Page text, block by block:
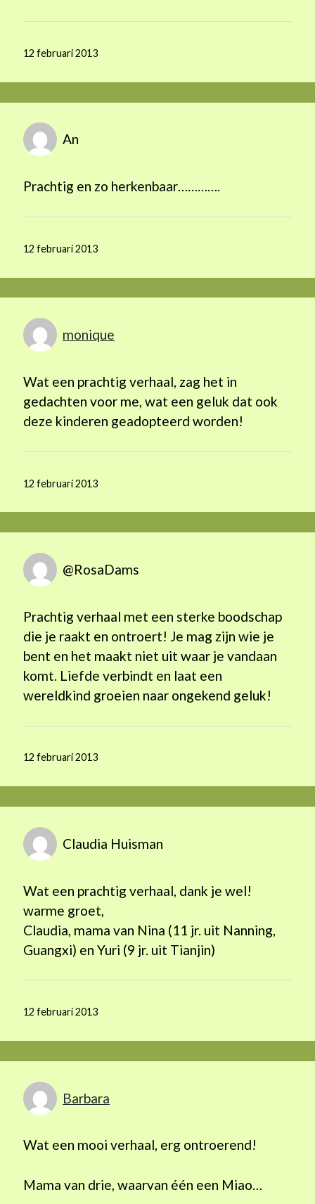
12 februari 2013
An
Prachtig en zo herkenbaar………….
12 februari 2013
monique
Wat een prachtig verhaal, zag het in
gedachten voor me, wat een geluk dat ook
deze kinderen geadopteerd worden!
12 februari 2013
@RosaDams
Prachtig verhaal met een sterke boodschap
die je raakt en ontroert! Je mag zijn wie je
bent en het maakt niet uit waar je vandaan
komt. Liefde verbindt en laat een
wereldkind groeien naar ongekend geluk!
12 februari 2013
Claudia Huisman
Wat een prachtig verhaal, dank je wel!
warme groet,
Claudia, mama van Nina (11 jr. uit Nanning,
Guangxi) en Yuri (9 jr. uit Tianjin)
12 februari 2013
Barbara
Wat een mooi verhaal, erg ontroerend!
Mama van drie, waarvan één een Miao…